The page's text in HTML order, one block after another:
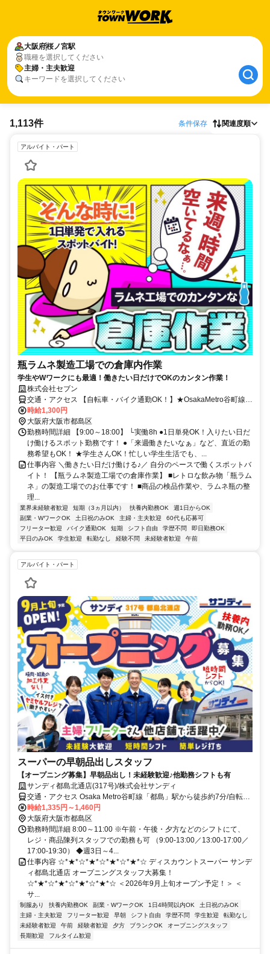
大阪府桜ノ宮駅
職種を選択してください
主婦・主夫歓迎
キーワードを選択してください
1,113件 条件保存 関連度順
アルバイト・パート
瓶ラムネ製造工場での倉庫内作業
学生やWワークにも最適！働きたい日だけでOKのカンタン作業！
株式会社セブン
交通・アクセス 【自転車・バイク通勤OK！】★OsakaMetro谷町線
「都島」駅～徒歩2分！
時給1,300円
大阪府大阪市都島区
勤務時間詳細 【9:00～18:00】 └実働8h ●1日単発OK！入りたい日だ
け働けるスポット勤務です！ ●「来週働きたいなぁ」など、直近の勤
務希望もOK！ ★学生さんOK！忙しい学生生活でも、...
仕事内容 ＼働きたい日だけ働ける♪／ 自分のペースで働くスポットバ
イト！ 【瓶ラムネ製造工場での倉庫作業】 ■レトロな飲み物「瓶ラム
ネ」の製造工場でのお仕事です！ ■商品の検品作業や、ラムネ瓶の整
理...
業界未経験者歓迎 短期（3ヵ月以内） 扶養内勤務OK
週1日からOK
副業・WワークOK
土日祝のみOK 主婦・主夫歓迎
60代も応募可
フリーター歓迎
バイク通勤OK 短期 シフト自由 学歴不問
即日勤務OK
平日のみOK
学生歓迎 転勤なし 経験不問 未経験者歓迎 午前
アルバイト・パート
スーパーの早朝品出しスタッフ
【オープニング募集】早朝品出し！未経験歓迎♪他勤務シフトも有
サンディ都島北通店(317号)/株式会社サンディ
交通・アクセス Osaka Metro谷町線「都島」駅から徒歩約7分/自転車
通勤可
時給1,335円～1,460円
大阪府大阪市都島区
勤務時間詳細 8:00～11:00 ※午前・午後・夕方などのシフトにて、
レジ・商品陳列スタッフでの勤務も可 （9:00-13:00／13:00-17:00／
17:00-19:30） ◆週3日～4...
仕事内容 ☆*★*☆*★*☆*★*☆*★*☆ ディスカウントスーパー サンデ
ィ都島北通店 オープニングスタッフ大募集！
☆*★*☆*★*☆*★*☆*★*☆ ＜2026年9月上旬オープン予定！＞ ＜
サ...
制服あり 扶養内勤務OK 副業・WワークOK 1日4時間以内OK
土日祝のみOK
主婦・主夫歓迎
フリーター歓迎 早朝 シフト自由 学歴不問 学生歓迎
転勤なし
未経験者歓迎
午前 経験者歓迎 夕方 ブランクOK
オープニングスタッフ
長期歓迎
フルタイム歓迎